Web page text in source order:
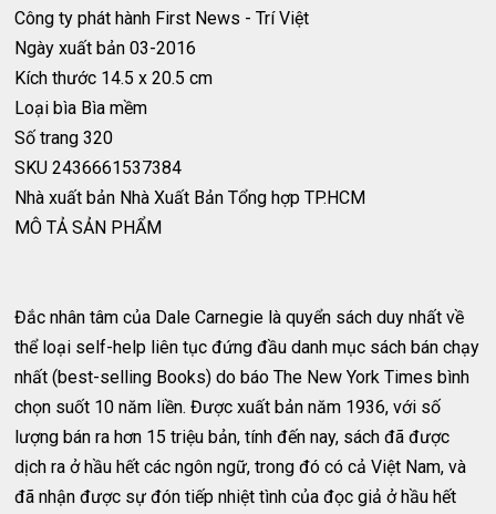
Công ty phát hành First News - Trí Việt
Ngày xuất bản 03-2016
Kích thước 14.5 x 20.5 cm
Loại bìa Bìa mềm
Số trang 320
SKU 2436661537384
Nhà xuất bản Nhà Xuất Bản Tổng hợp TP.HCM
MÔ TẢ SẢN PHẨM
Đắc nhân tâm của Dale Carnegie là quyển sách duy nhất về
thể loại self-help liên tục đứng đầu danh mục sách bán chạy
nhất (best-selling Books) do báo The New York Times bình
chọn suốt 10 năm liền. Được xuất bản năm 1936, với số
lượng bán ra hơn 15 triệu bản, tính đến nay, sách đã được
dịch ra ở hầu hết các ngôn ngữ, trong đó có cả Việt Nam, và
đã nhận được sự đón tiếp nhiệt tình của đọc giả ở hầu hết